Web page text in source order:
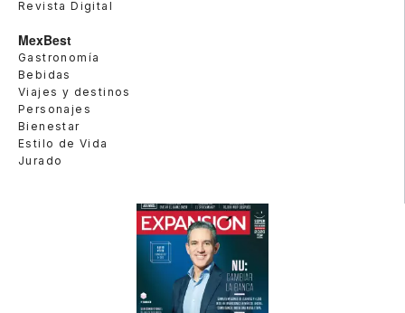
Revista Digital
MexBest
Gastronomía
Bebidas
Viajes y destinos
Personajes
Bienestar
Estilo de Vida
Jurado